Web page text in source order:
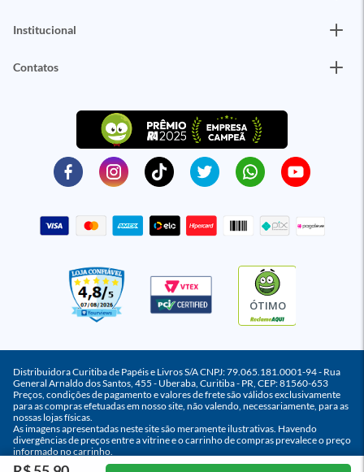
Institucional
Contatos
ÓTIMO
Distribuidora Curitiba de Papéis e Livros S/A CNPJ: 79.065.181.0001-94 - Rua
General Arnaldo dos Santos, 455 - Uberaba, Curitiba - PR, CEP: 81560-653
Preços, condições de pagamento e valores de frete são válidos exclusivamente
para as compras efetuadas em nosso site, não valendo, necessariamente, para as
nossas lojas físicas.
As imagens apresentadas neste site são meramente ilustrativas. Havendo
divergências de preços entre a vitrine e o carrinho de compras prevalece o preço
informado no carrinho.